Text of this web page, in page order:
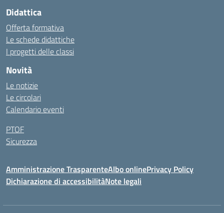
Didattica
Offerta formativa
Le schede didattiche
I progetti delle classi
Novità
Le notizie
Le circolari
Calendario eventi
PTOF
Sicurezza
Amministrazione TrasparenteAlbo onlinePrivacy Policy
Dichiarazione di accessibilitàNote legali